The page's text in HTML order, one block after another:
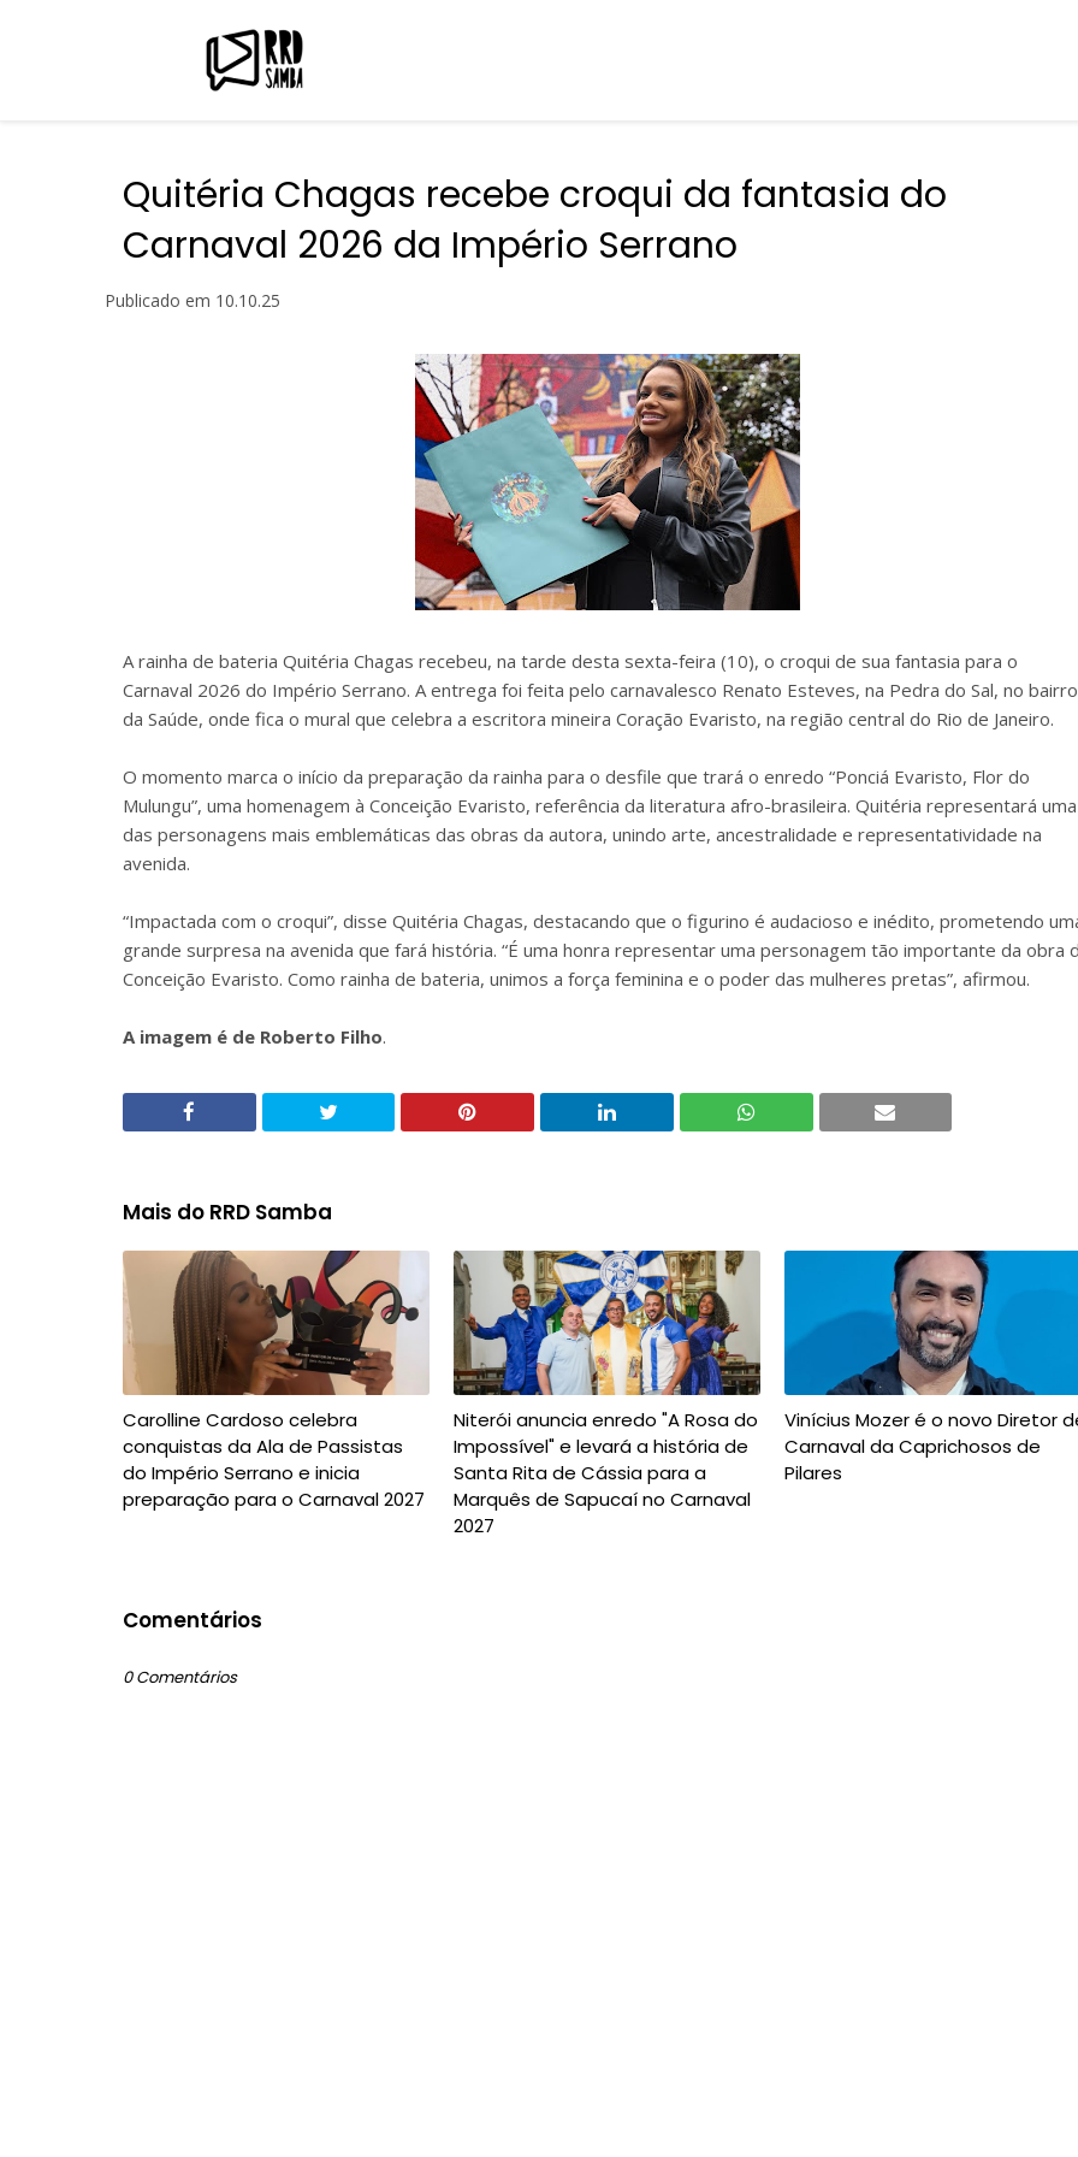
Quitéria Chagas recebe croqui da fantasia do
Carnaval 2026 da Império Serrano​
Publicado em 10.10.25
A rainha de bateria Quitéria Chagas recebeu, na tarde desta sexta-feira (10), o croqui de sua fantasia para o
Carnaval 2026 do Império Serrano. A entrega foi feita pelo carnavalesco Renato Esteves, na Pedra do Sal, no bairro
da Saúde, onde fica o mural que celebra a escritora mineira Coração Evaristo, na região central do Rio de Janeiro.
O momento marca o início da preparação da rainha para o desfile que trará o enredo “Ponciá Evaristo, Flor do
Mulungu”, uma homenagem à Conceição Evaristo, referência da literatura afro-brasileira. Quitéria representará uma
das personagens mais emblemáticas das obras da autora, unindo arte, ancestralidade e representatividade na
avenida.
“Impactada com o croqui”, disse Quitéria Chagas, destacando que o figurino é audacioso e inédito, prometendo
grande surpresa na avenida que fará história. “É uma honra representar uma personagem tão importante da obra
Conceição Evaristo. Como rainha de bateria, unimos a força feminina e o poder das mulheres pretas”, afirmou.
A imagem é de Roberto Filho.
Mais do RRD Samba
Carolline Cardoso celebra
conquistas da Ala de Passistas
do Império Serrano e inicia
preparação para o Carnaval 2027
Niterói anuncia enredo "A Rosa do
Impossível" e levará a história de
Santa Rita de Cássia para a
Marquês de Sapucaí no Carnaval
2027
Vinícius Mozer é o novo Diretor
Carnaval da Caprichosos de
Pilares
Comentários
0 Comentários